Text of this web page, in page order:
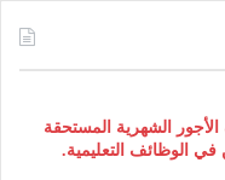
الشهرية المستحقة
الوظائف التعليمية.